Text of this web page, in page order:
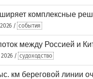
комплексные
2026 / события
между Россией и
2026 / судоходство
км береговой линии